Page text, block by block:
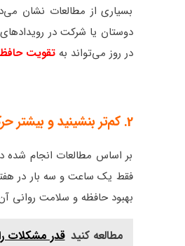
بسیاری از مطالعات نشان
در روز می‌تواند بهتقویت
2. کم‌تر بنشینید و بیشتر حرکت کنید
بر اساس مطالعات انجام شده
بهبود حافظه و سلامت روانی
مطالعه کنید قدر مشکلات